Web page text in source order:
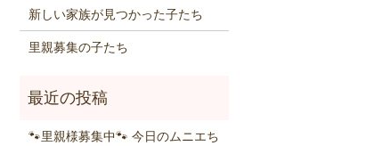
新しい家族が見つかった子たち
里親募集の子たち
🐾里親様募集中🐾 今日のムニエち